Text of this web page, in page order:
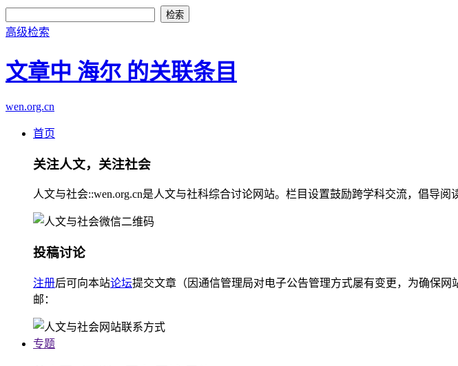
高级检索
文章中 海尔 的关联条目
wen.org.cn
首页
关注人文，关注社会
人文与社会::wen.org.cn是人文与社科综合讨论网站。栏目设置鼓励跨学科交流，倡导
投稿讨论
注册后可向本站论坛提交文章（因通信管理局对电子公告管理方式屡有变更，为确保
邮：
专题